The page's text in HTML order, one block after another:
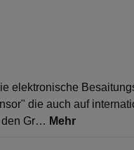
elektronische
die auch auf
den Gr… Mehr